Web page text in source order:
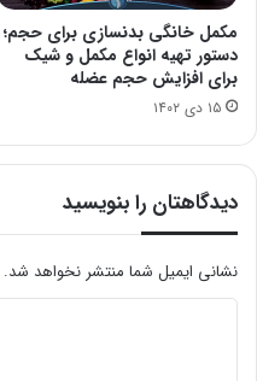
مکمل خانگی بدنسازی برای حجم؛
دستور تهیه انواع مکمل و شیک
برای افزایش حجم عضله
۱۵ دی ۱۴۰۲
دیدگاهتان را بنویسید
نشانی ایمیل شما منتشر نخواهد شد.